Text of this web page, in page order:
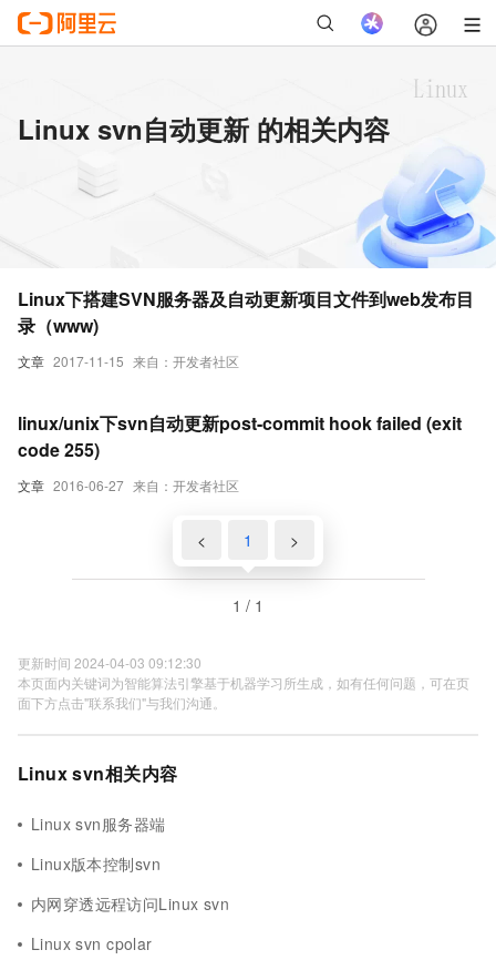
Linux svn自动更新 的相关内容
文章 2017-11-15 来自：开发者社区
Linux下搭建SVN服务器及自动更新项目文件到web发布目
录（www)
文章 2016-06-27 来自：开发者社区
linux/unix下svn自动更新post-commit hook failed (exit
code 255)
< 1 >
1 / 1
更新时间 2024-04-03 09:12:30
本页面内关键词为智能算法引擎基于机器学习所生成，如有任何问题，可在页
面下方点击"联系我们"与我们沟通。
Linux svn相关内容
Linux svn服务器端
Linux版本控制svn
内网穿透远程访问Linux svn
Linux svn cpolar